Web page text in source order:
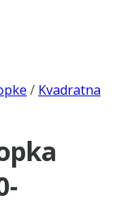
/ Kvadratna